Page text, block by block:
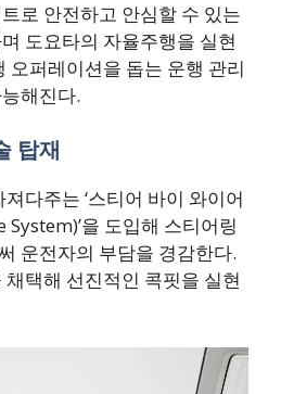
로 안전하고 안심할 수 있는
도요타의 자율주행을 실현
오퍼레이션을 돕는 운행 관리
해진다.
탑재
다주는 ‘스티어 바이 와이어
을 도입해 스티어링
운전자의 부담을 경감한다.
택해 선진적인 콕핏을 실현